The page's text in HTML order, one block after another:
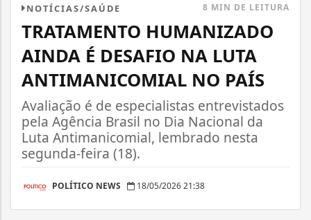
NOTÍCIAS/SAÚDE 8 MIN DE LEITURA
TRATAMENTO HUMANIZADO
AINDA É DESAFIO NA LUTA
ANTIMANICOMIAL NO PAÍS
Avaliação é de especialistas entrevistados
pela Agência Brasil no Dia Nacional da
Luta Antimanicomial, lembrado nesta
segunda-feira (18).
POLÍTICO NEWS 18/05/2026 21:38